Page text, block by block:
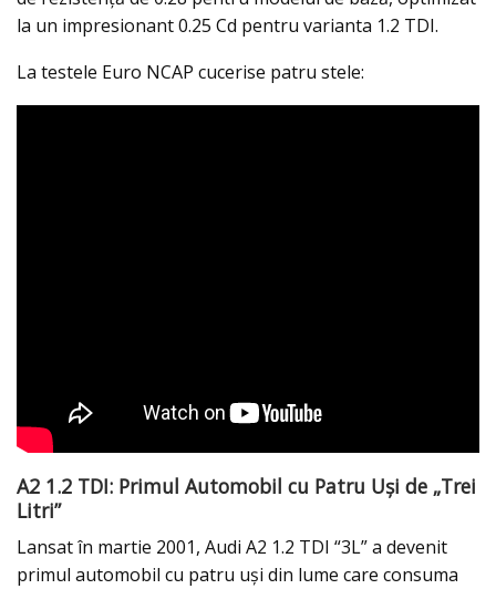
la un impresionant 0.25 Cd pentru varianta 1.2 TDI.
La testele Euro NCAP cucerise patru stele:
A2 1.2 TDI: Primul Automobil cu Patru Uși de „Trei
Litri”
Lansat în martie 2001, Audi A2 1.2 TDI “3L” a devenit
primul automobil cu patru uși din lume care consuma